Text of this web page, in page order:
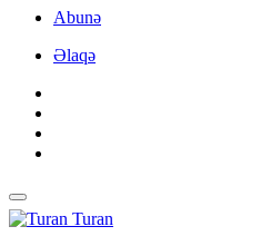
Abunə
Əlaqə
Turan